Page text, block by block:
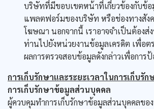
บริษัทที่มีขอบเขตหน้าที่เกี่ยวข้องกับข้อ
แพลตฟอร์มของบริษัท หรือช่องทางสัง
โฆษณา นอกจากนี้ เราอาจจำเป็นต้องส่
ท่านไปยังหน่วยงานข้อมูลเครดิต เพื่อต
ผลการตรวจสอบข้อมูลดังกล่าวเพื่อการป้
การเก็บรักษาและระยะเวลาในการเก็บรั
การเก็บรักษาข้อมูลส่วนบุคคล
ผู้ควบคุมทำการเก็บรักษาข้อมูลส่วนบุคคลขอ